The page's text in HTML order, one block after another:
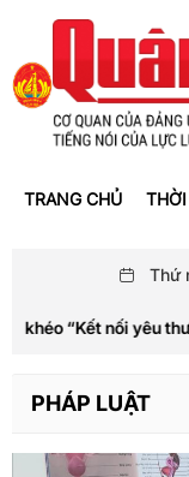
TRANG CHỦ
Thứ
– Nâng cánh ước mơ”
PHÁP LUẬT